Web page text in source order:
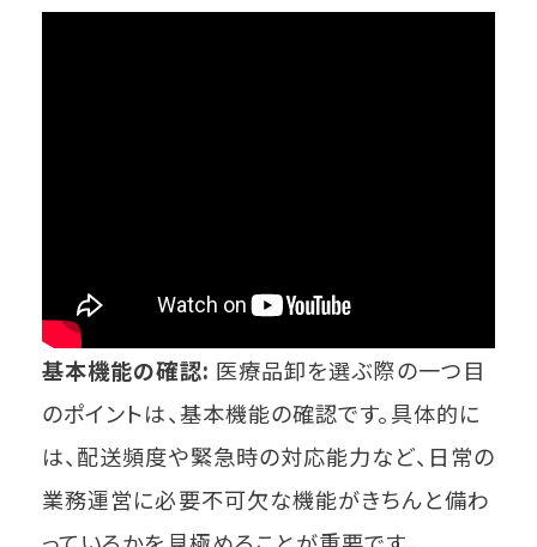
基本機能の確認: 医療品卸を選ぶ際の一つ目
のポイントは、基本機能の確認です。具体的に
は、配送頻度や緊急時の対応能力など、日常の
業務運営に必要不可欠な機能がきちんと備わ